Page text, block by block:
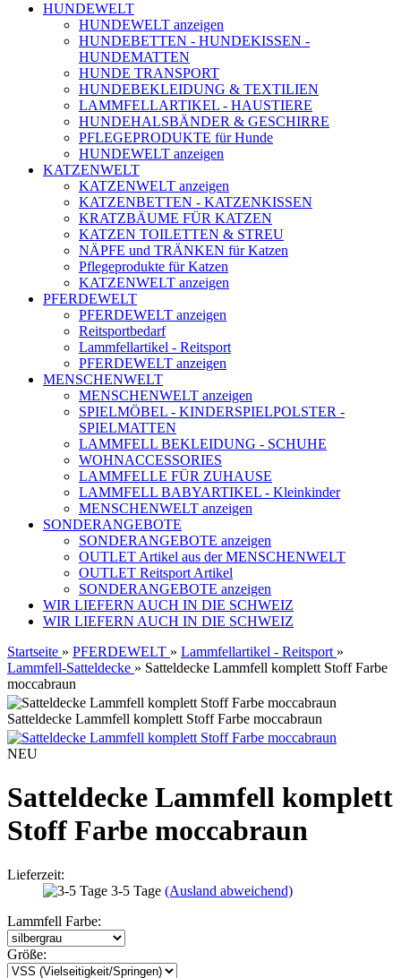
HUNDEWELT
HUNDEWELT anzeigen
HUNDEBETTEN - HUNDEKISSEN -
HUNDEMATTEN
HUNDE TRANSPORT
HUNDEBEKLEIDUNG & TEXTILIEN
LAMMFELLARTIKEL - HAUSTIERE
HUNDEHALSBÄNDER & GESCHIRRE
PFLEGEPRODUKTE für Hunde
HUNDEWELT anzeigen
KATZENWELT
KATZENWELT anzeigen
KATZENBETTEN - KATZENKISSEN
KRATZBÄUME FÜR KATZEN
KATZEN TOILETTEN & STREU
NÄPFE und TRÄNKEN für Katzen
Pflegeprodukte für Katzen
KATZENWELT anzeigen
PFERDEWELT
PFERDEWELT anzeigen
Reitsportbedarf
Lammfellartikel - Reitsport
PFERDEWELT anzeigen
MENSCHENWELT
MENSCHENWELT anzeigen
SPIELMÖBEL - KINDERSPIELPOLSTER -
SPIELMATTEN
LAMMFELL BEKLEIDUNG - SCHUHE
WOHNACCESSORIES
LAMMFELLE FÜR ZUHAUSE
LAMMFELL BABYARTIKEL - Kleinkinder
MENSCHENWELT anzeigen
SONDERANGEBOTE
SONDERANGEBOTE anzeigen
OUTLET Artikel aus der MENSCHENWELT
OUTLET Reitsport Artikel
SONDERANGEBOTE anzeigen
WIR LIEFERN AUCH IN DIE SCHWEIZ
WIR LIEFERN AUCH IN DIE SCHWEIZ
Startseite » PFERDEWELT » Lammfellartikel - Reitsport »
Lammfell-Satteldecke » Satteldecke Lammfell komplett Stoff Farbe
moccabraun
Satteldecke Lammfell komplett Stoff Farbe moccabraun
NEU
Satteldecke Lammfell komplett
Stoff Farbe moccabraun
Lieferzeit:
3-5 Tage (Ausland abweichend)
Lammfell Farbe:
Größe: